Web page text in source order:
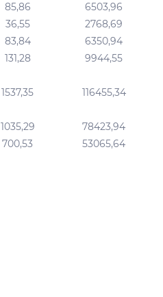
85,86
6503,96
36,55
2768,69
83,84
6350,94
131,28
9944,55
1537,35
116455,34
1035,29
78423,94
700,53
53065,64